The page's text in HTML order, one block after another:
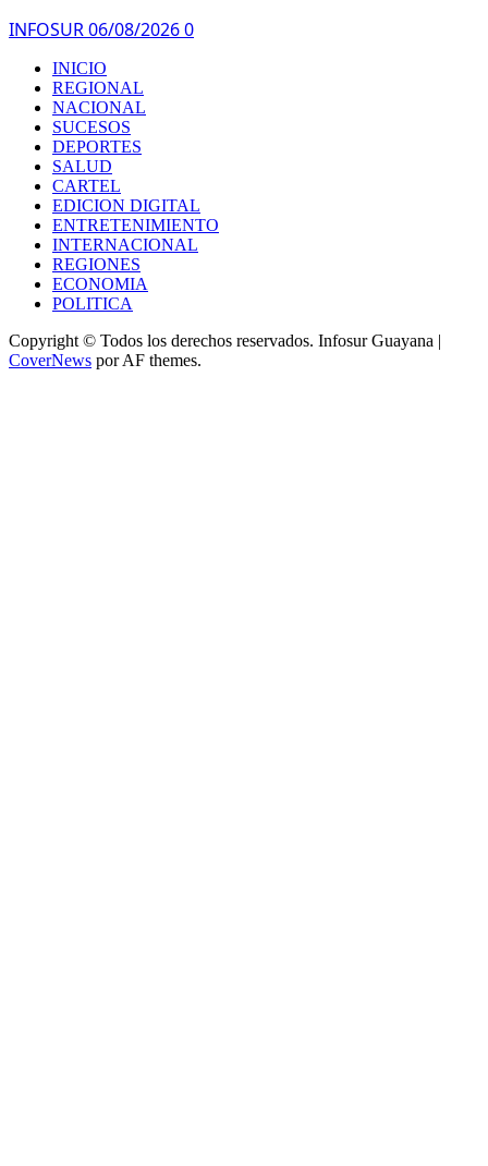
INFOSUR06/08/20260
INICIO
REGIONAL
NACIONAL
SUCESOS
DEPORTES
SALUD
CARTEL
EDICION DIGITAL
ENTRETENIMIENTO
INTERNACIONAL
REGIONES
ECONOMIA
POLITICA
Copyright © Todos los derechos reservados. Infosur Guayana |
CoverNews por AF themes.